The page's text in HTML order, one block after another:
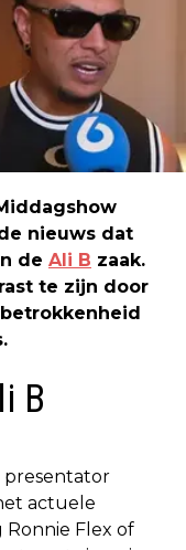
nieuws dat
de Ali B zaak.
te zijn door
B
presentator
actuele
Ronnie Flex of